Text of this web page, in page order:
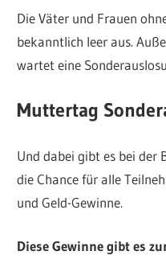
Die Väter und Frauen
bekanntlich leer aus.
wartet eine
Muttertag
Und dabei gibt es bei der
die Chance für alle
und Geld-Gewinne.
Diese Gewinne gibt es